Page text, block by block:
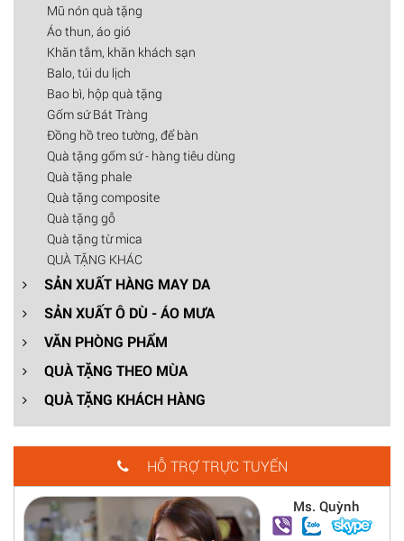
Mũ nón quà tặng
Áo thun, áo gió
Khăn tắm, khăn khách sạn
Balo, túi du lịch
Bao bì, hộp quà tặng
Gốm sứ Bát Tràng
Đồng hồ treo tường, để bàn
Quà tặng gốm sứ - hàng tiêu dùng
Quà tặng phale
Quà tặng composite
Quà tặng gỗ
Quà tặng từ mica
QUÀ TẶNG KHÁC
SẢN XUẤT HÀNG MAY DA
SẢN XUẤT Ô DÙ - ÁO MƯA
VĂN PHÒNG PHẨM
QUÀ TẶNG THEO MÙA
QUÀ TẶNG KHÁCH HÀNG
HỖ TRỢ TRỰC TUYẾN
Ms. Quỳnh